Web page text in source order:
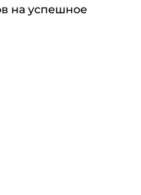
на успешное